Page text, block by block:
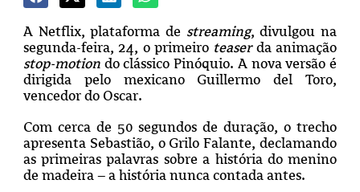
A Netflix, plataforma de streaming, divulgou na
segunda-feira, 24, o primeiro teaserda animação
stop-motiondo clássico Pinóquio. A nova versão é
dirigida pelo mexicano Guillermo del Toro,
vencedor do Oscar.
Com cerca de 50 segundos de duração, o trecho
apresenta Sebastião, o Grilo Falante, declamando
as primeiras palavras sobre a história do menino
de madeira – a história nunca contada antes.